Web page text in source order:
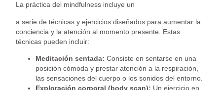
La práctica del mindfulness incluye un
a serie de técnicas y ejercicios diseñados para aumentar la
conciencia y la atención al momento presente. Estas
técnicas pueden incluir:
Meditación sentada: Consiste en sentarse en una
posición cómoda y prestar atención a la respiración,
las sensaciones del cuerpo o los sonidos del entorno.
Exploración corporal (body scan): Un ejercicio en